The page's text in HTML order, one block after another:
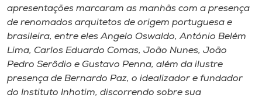
apresentações marcaram as manhãs com a presença
de renomados arquitetos de origem portuguesa e
brasileira, entre eles Angelo Oswaldo, António Belém
Lima, Carlos Eduardo Comas, João Nunes, João
Pedro Serôdio e Gustavo Penna​, além da ilustre
presença de Bernardo Paz​,​ o idealizador e fundador
do Instituto Inhotim​,​ ​discorrendo sobre sua